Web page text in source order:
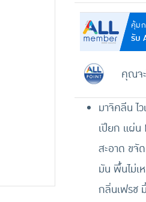
คุ้ม
รับ
คุณจ
มาจิคลีน ไ
เปียก แผ่น
สะอาด ขจั
มัน พื้นไม่เ
กลิ่นเฟรช